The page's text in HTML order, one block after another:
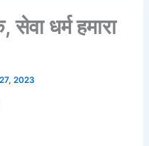
धर्म हमारा
2023